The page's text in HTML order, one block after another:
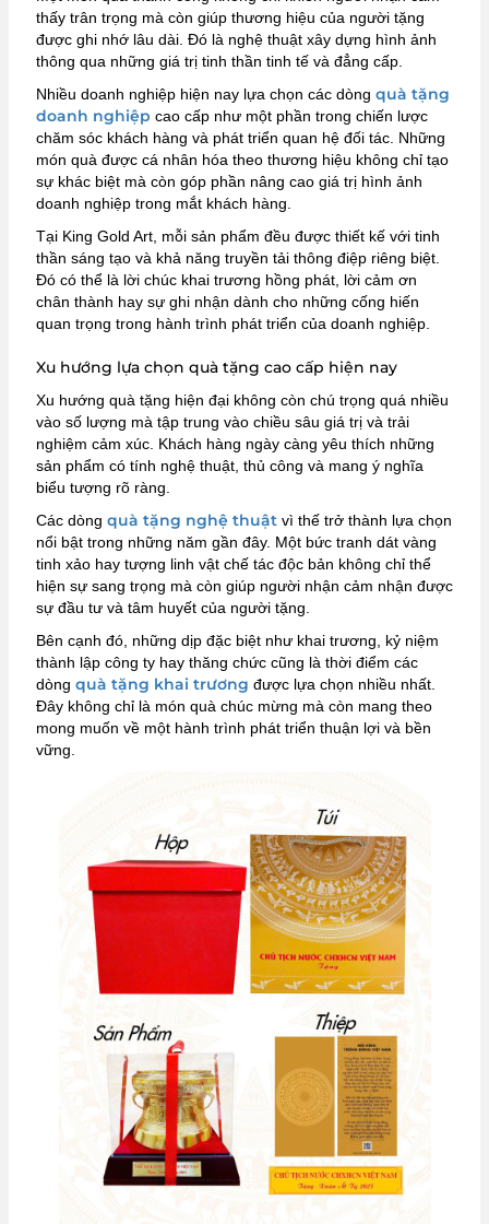
thấy trân trọng mà còn giúp thương hiệu của người tặng
được ghi nhớ lâu dài. Đó là nghệ thuật xây dựng hình ảnh
thông qua những giá trị tinh thần tinh tế và đẳng cấp.
Nhiều doanh nghiệp hiện nay lựa chọn các dòng quà tặng
doanh nghiệp cao cấp như một phần trong chiến lược
chăm sóc khách hàng và phát triển quan hệ đối tác. Những
món quà được cá nhân hóa theo thương hiệu không chỉ tạo
sự khác biệt mà còn góp phần nâng cao giá trị hình ảnh
doanh nghiệp trong mắt khách hàng.
Tại King Gold Art, mỗi sản phẩm đều được thiết kế với tinh
thần sáng tạo và khả năng truyền tải thông điệp riêng biệt.
Đó có thể là lời chúc khai trương hồng phát, lời cảm ơn
chân thành hay sự ghi nhận dành cho những cống hiến
quan trọng trong hành trình phát triển của doanh nghiệp.
Xu hướng lựa chọn quà tặng cao cấp hiện nay
Xu hướng quà tặng hiện đại không còn chú trọng quá nhiều
vào số lượng mà tập trung vào chiều sâu giá trị và trải
nghiệm cảm xúc. Khách hàng ngày càng yêu thích những
sản phẩm có tính nghệ thuật, thủ công và mang ý nghĩa
biểu tượng rõ ràng.
Các dòng quà tặng nghệ thuật vì thế trở thành lựa chọn
nổi bật trong những năm gần đây. Một bức tranh dát vàng
tinh xảo hay tượng linh vật chế tác độc bản không chỉ thể
hiện sự sang trọng mà còn giúp người nhận cảm nhận được
sự đầu tư và tâm huyết của người tặng.
Bên cạnh đó, những dịp đặc biệt như khai trương, kỷ niệm
thành lập công ty hay thăng chức cũng là thời điểm các
dòng quà tặng khai trương được lựa chọn nhiều nhất.
Đây không chỉ là món quà chúc mừng mà còn mang theo
mong muốn về một hành trình phát triển thuận lợi và bền
vững.